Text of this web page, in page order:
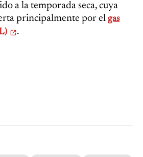
a la temporada seca, cuya
principalmente por el gas
.